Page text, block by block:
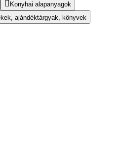
Konyhai alapanyagok
ajándéktárgyak, könyvek